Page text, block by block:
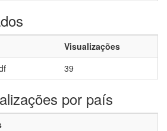
Visualizações
39
por país